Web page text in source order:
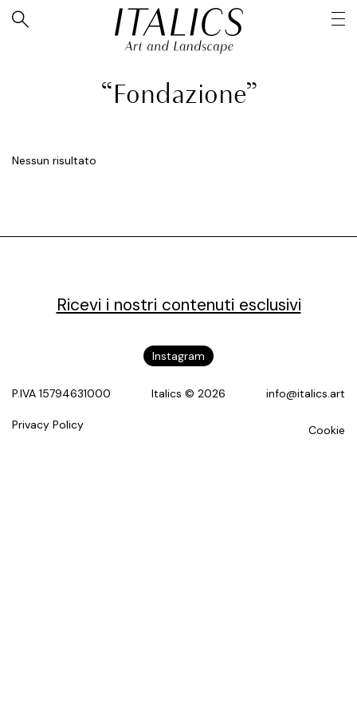
“Fondazione”
Nessun risultato
Ricevi i nostri contenuti esclusivi
Instagram
P.IVA 15794631000 Italics © 2026 info@italics.art
Privacy Policy Cookie